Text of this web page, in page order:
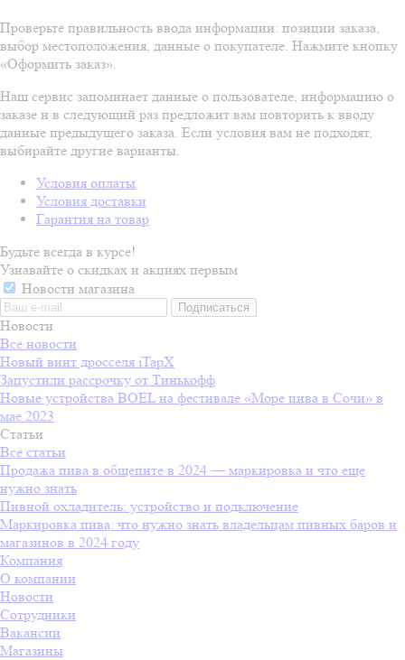
Проверьте правильность ввода информации: позиции заказа,
выбор местоположения, данные о покупателе. Нажмите кнопку
«Оформить заказ».
Наш сервис запоминает данные о пользователе, информацию о
заказе и в следующий раз предложит вам повторить к вводу
данные предыдущего заказа. Если условия вам не подходят,
выбирайте другие варианты.
Условия оплаты
Условия доставки
Гарантия на товар
Будьте всегда в курсе!
Узнавайте о скидках и акциях первым
Новости магазина
Новости
Все новости
Новый винт дросселя iTapX
Запустили рассрочку от Тинькофф
Новые устройства BOEL на фестивале «Море пива в Сочи» в
мае 2023
Статьи
Все статьи
Продажа пива в общепите в 2024 — маркировка и что еще
нужно знать
Пивной охладитель: устройство и подключение
Маркировка пива: что нужно знать владельцам пивных баров и
магазинов в 2024 году
Компания
О компании
Новости
Сотрудники
Вакансии
Магазины